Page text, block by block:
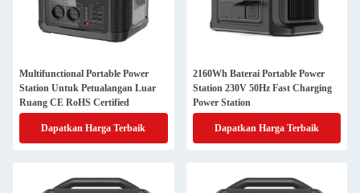
Multifunctional Portable Power
Station Untuk Petualangan Luar
Ruang CE RoHS Certified
Dapatkan Harga Terbaik
2160Wh Baterai Portable Power
Station 230V 50Hz Fast Charging
Power Station
Dapatkan Harga Terbaik